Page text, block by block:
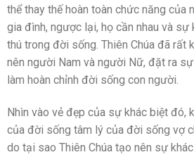
thể thay thế hoàn toàn chức năng của
gia đình, ngược lại, họ cần nhau và
thú trong đời sống. Thiên Chúa đã rất
nên người Nam và người Nữ, đặt ra
làm hoàn chỉnh đời sống con người.
Nhìn vào vẻ đẹp của sự khác biệt đó,
của đời sống tâm lý của đời sống vợ
do tại sao Thiên Chúa tạo nên sự